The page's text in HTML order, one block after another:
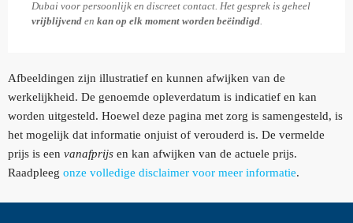
Dubai voor persoonlijk en discreet contact. Het gesprek is geheel
vrijblijvend en kan op elk moment worden beëindigd.
Afbeeldingen zijn illustratief en kunnen afwijken van de
werkelijkheid. De genoemde opleverdatum is indicatief en kan
worden uitgesteld. Hoewel deze pagina met zorg is samengesteld, is
het mogelijk dat informatie onjuist of verouderd is. De vermelde
prijs is een vanafprijs en kan afwijken van de actuele prijs.
Raadpleeg onze volledige disclaimer voor meer informatie.